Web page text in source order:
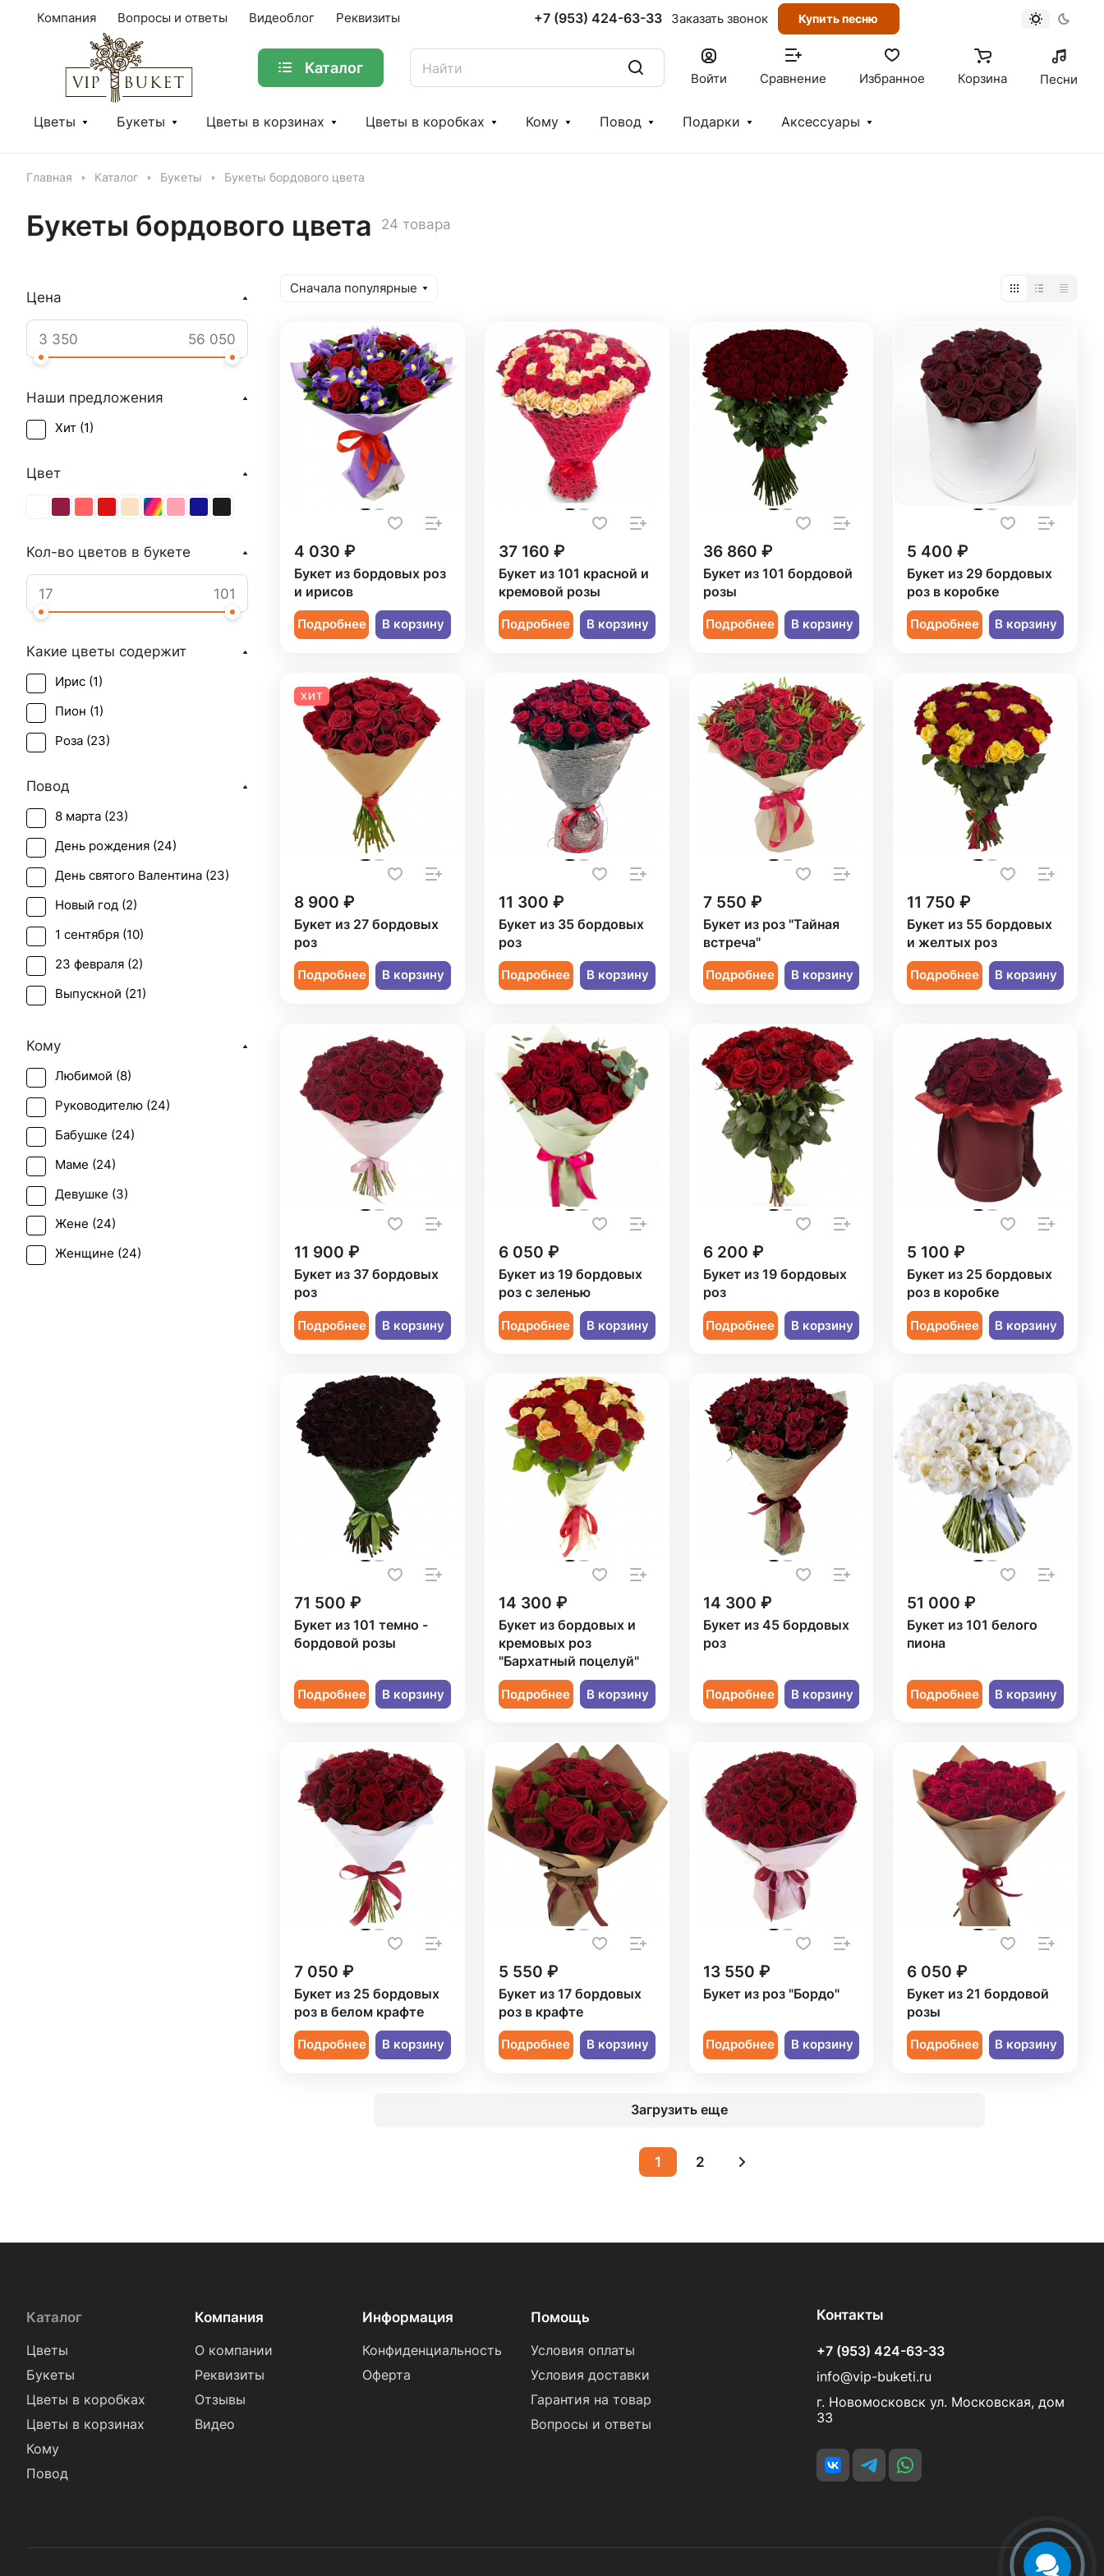
Компания Вопросы и ответы Видеоблог Реквизиты +7 (953) 424-63-33 Заказать звонок Купить песню
Каталог
Войти Сравнение Избранное Корзина Песни
Цветы Букеты Цветы в корзинах Цветы в коробках Кому Повод Подарки Аксессуары
Главная Каталог Букеты Букеты бордового цвета
Букеты бордового цвета 24 товара
Сначала популярные
4 030 ₽
Букет из бордовых роз
и ирисов
Подробнее В корзину
37 160 ₽
Букет из 101 красной и
кремовой розы
Подробнее В корзину
36 860 ₽
Букет из 101 бордовой
розы
Подробнее В корзину
5 400 ₽
Букет из 29 бордовых
роз в коробке
Подробнее В корзину
ХИТ
8 900 ₽
Букет из 27 бордовых
роз
Подробнее В корзину
11 300 ₽
Букет из 35 бордовых
роз
Подробнее В корзину
7 550 ₽
Букет из роз "Тайная
встреча"
Подробнее В корзину
11 750 ₽
Букет из 55 бордовых
и желтых роз
Подробнее В корзину
11 900 ₽
Букет из 37 бордовых
роз
Подробнее В корзину
6 050 ₽
Букет из 19 бордовых
роз с зеленью
Подробнее В корзину
6 200 ₽
Букет из 19 бордовых
роз
Подробнее В корзину
5 100 ₽
Букет из 25 бордовых
роз в коробке
Подробнее В корзину
71 500 ₽
Букет из 101 темно -
бордовой розы
Подробнее В корзину
14 300 ₽
Букет из бордовых и
кремовых роз
"Бархатный поцелуй"
Подробнее В корзину
14 300 ₽
Букет из 45 бордовых
роз
Подробнее В корзину
51 000 ₽
Букет из 101 белого
пиона
Подробнее В корзину
7 050 ₽
Букет из 25 бордовых
роз в белом крафте
Подробнее В корзину
5 550 ₽
Букет из 17 бордовых
роз в крафте
Подробнее В корзину
13 550 ₽
Букет из роз "Бордо"
Подробнее В корзину
6 050 ₽
Букет из 21 бордовой
розы
Подробнее В корзину
Загрузить еще
1 2
Цена
Наши предложения
Хит (1)
Цвет
Кол-во цветов в букете
Какие цветы содержит
Ирис (1)
Пион (1)
Роза (23)
Повод
8 марта (23)
День рождения (24)
День святого Валентина (23)
Новый год (2)
1 сентября (10)
23 февраля (2)
Выпускной (21)
День учителя (
Пасха (1)
Первое свидание (21
Последний звонок (
Рождение ребенка (
Рождество (
Свадьба (1
Татьянин день (
Кому
Любимой (8)
Руководителю (24)
Бабушке (24)
Маме (24)
Девушке (3)
Жене (24)
Женщине (24)
Каталог
Цветы
Букеты
Цветы в коробках
Цветы в корзинах
Кому
Повод
Компания
О компании
Реквизиты
Отзывы
Видео
Информация
Конфиденциальность
Оферта
Помощь
Условия оплаты
Условия доставки
Гарантия на товар
Вопросы и ответы
Контакты
+7 (953) 424-63-33
info@vip-buketi.ru
г. Новомосковск ул. Московская, дом
33